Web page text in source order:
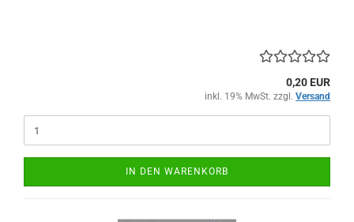
0,20 EUR
inkl. 19% MwSt. zzgl. Versand
IN DEN WARENKORB